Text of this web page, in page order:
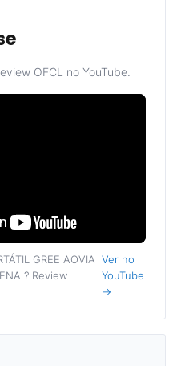
OFCL no YouTube.
GREE AOVIA
? Review
Ver no
YouTube
→